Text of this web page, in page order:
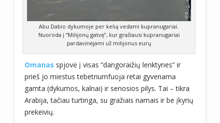
Abu Dabio dykumoje per kelią vedami kupranugariai.
Nuoroda į “Milijonų gatvę”, kur gražiausi kupranugariai
pardavinėjami už milijonus eurų
Omanas spjovė į visas “dangoraižių lenktynes” ir
prieš jo miestus tebetriumfuoja retai gyvenama
gamta (dykumos, kalnai) ir senosios pilys. Tai – tikra
Arabija, tačiau turtinga, su gražiais namais ir be įkyrių
prekeivių.